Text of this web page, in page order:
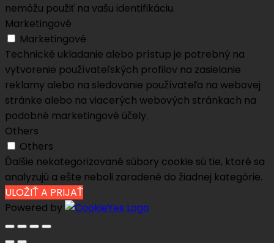
nemôžu použiť na vašu identifikáciu.
Marketingové
Marketingové
Technické ukladanie alebo prístup je potrebný na
vytvorenie používateľských profilov na zasielanie
reklamy alebo na sledovanie používateľa na webovej
stránke alebo na viacerých webových stránkach na
podobné marketingové účely.
Others
Others
Ďalšie nekategorizované súbory cookie sú tie, ktoré sa
analyzujú a ešte neboli zaradené do žiadnej kategórie.
ULOŽIŤ A PRIJAŤ
Powered by